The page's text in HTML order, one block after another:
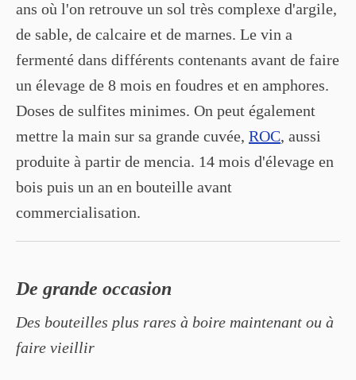
ans où l'on retrouve un sol très complexe d'argile,
de sable, de calcaire et de marnes. Le vin a
fermenté dans différents contenants avant de faire
un élevage de 8 mois en foudres et en amphores.
Doses de sulfites minimes. On peut également
mettre la main sur sa grande cuvée, ROC, aussi
produite à partir de mencia. 14 mois d'élevage en
bois puis un an en bouteille avant
commercialisation.
De grande occasion
Des bouteilles plus rares à boire maintenant ou à
faire vieillir